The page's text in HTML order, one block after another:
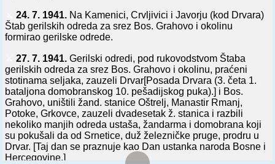
24. 7. 1941. Na Kamenici, Crvljivici i Javorju (kod Drvara)
Štab gerilskih odreda za srez Bos. Grahovo i okolinu
formirao gerilske odrede.
27. 7. 1941. Gerilski odredi, pod rukovodstvom Štaba
gerilskih odreda za srez Bos. Grahovo i okolinu, praćeni
stotinama seljaka, zauzeli Drvar[Posada Drvara (3. četa 1.
bataljona domobranskog 10. pešadijskog puka).] i Bos.
Grahovo, uništili žand. stanice Oštrelj, Manastir Rmanj,
Potoke, Grkovce, zauzeli dvadesetak ž. stanica i razbili
nekoliko manjih odreda ustaša, žandarma i domobrana koji
su pokušali da od Srnetice, duž železničke pruge, prodru u
Drvar. [Taj dan se praznuje kao Dan ustanka naroda Bosne i
Hercegovine.]